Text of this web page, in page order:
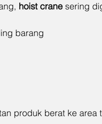
hoist crane sering
barang
produk berat ke area